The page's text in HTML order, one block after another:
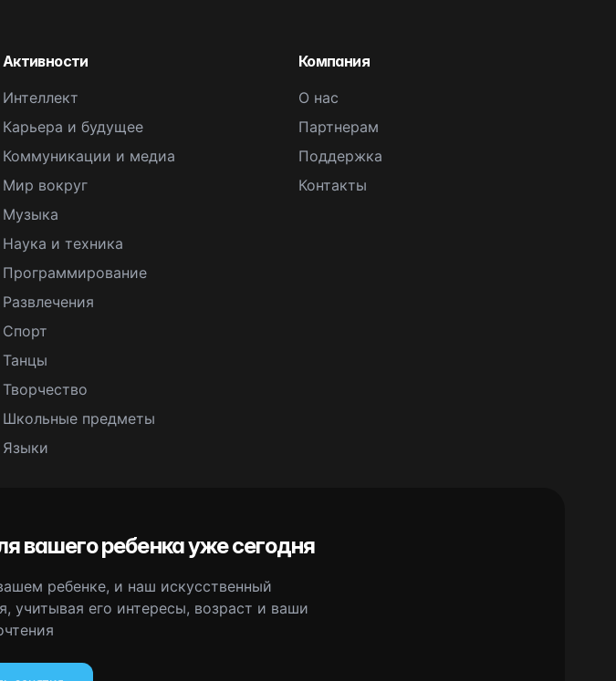
Активности
Интеллект
Карьера и будущее
Коммуникации и медиа
Мир вокруг
Музыка
Наука и техника
Программирование
Развлечения
Спорт
Танцы
Творчество
Школьные предметы
Языки
Компания
О нас
Партнерам
Поддержка
Контакты
вашего ребенка уже сегодня
ребенке, и наш искусственный
учитывая его интересы, возраст и ваши